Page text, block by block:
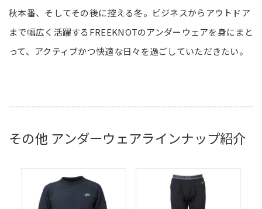
秋本番、そしてその後に控える冬。ビジネスからアウトドア
まで幅広く活躍するFREEKNOTのアンダーウェアを身にまと
って、アクティブかつ快適な日々を過ごしていただきたい。
その他 アンダーウェアラインナップ紹介